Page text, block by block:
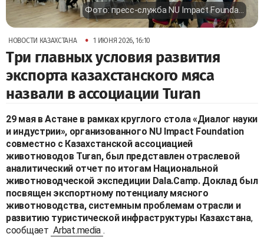
Фото: пресс-служба NU Impact Foundation
НОВОСТИ КАЗАХСТАНА • 1 ИЮНЯ 2026, 16:10
Три главных условия развития
экспорта казахстанского мяса
назвали в ассоциации Turan
29 мая в Астане в рамках круглого стола «Диалог науки
и индустрии», организованного NU Impact Foundation
совместно с Казахстанской ассоциацией
животноводов Turan, был представлен отраслевой
аналитический отчет по итогам Национальной
животноводческой экспедиции Dala.Camp. Доклад был
посвящен экспортному потенциалу мясного
животноводства, системным проблемам отрасли и
развитию туристической инфраструктуры Казахстана,
сообщает Arbat.media .